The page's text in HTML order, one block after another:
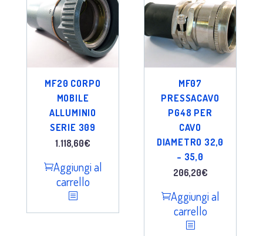
MF20 CORPO
MOBILE
ALLUMINIO
SERIE 309
1.118,60€
Aggiungi al
carrello
MF07
PRESSACAVO
PG48 PER
CAVO
DIAMETRO 32,0
– 35,0
206,20€
Aggiungi al
carrello